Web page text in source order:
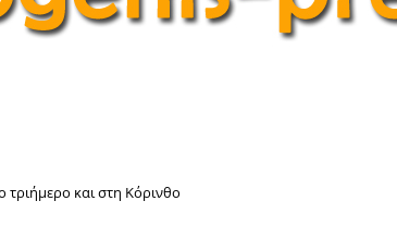
τριήμερο και στη Κόρινθο